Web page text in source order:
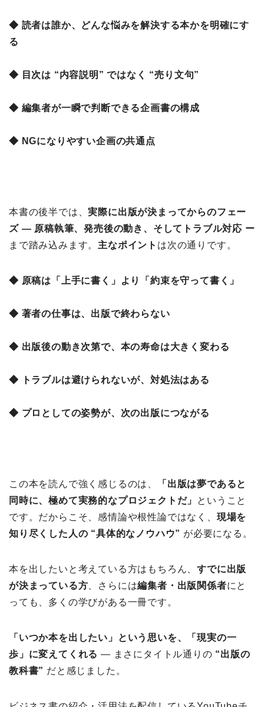
◆ 読者は誰か、どんな悩みを解決する本かを明確にす
る
◆ 目次は “内容説明” ではなく “売り文句”
◆ 編集者が一瞬で判断できる企画書の構成
◆ NGになりやすい企画の共通点
本書の後半では、実際に出版が決まってからのフェー
ズ ― 原稿執筆、発売後の動き、そしてトラブル対応 ー
まで踏み込みます。 主なポイント は次の通りです。
◆ 原稿は「上手に書く」より「約束を守って書く」
◆ 著者の仕事は、出版で終わらない
◆ 出版後の動き次第で、本の寿命は大きく変わる
◆ トラブルは避けられないが、対処法はある
◆ プロとしての姿勢が、次の出版につながる
この本を読んで強く感じるのは、
「出版は夢であると
同時に、極めて実務的なプロジェクトだ」
ということ
です。だからこそ、感情論や根性論ではなく、 現場を
知り尽くした人の “具体的なノウハウ” が必要になる。
本を出したいと考えている方はもちろん、すでに出版
が決まっている方 、さらには編集者・出版関係者にと
っても、多くの学びがある一冊です。
「いつか本を出したい」という思いを、「現実の一
歩」に変えてくれる ― まさにタイトル通りの “出版の
教科書” だと感じました。